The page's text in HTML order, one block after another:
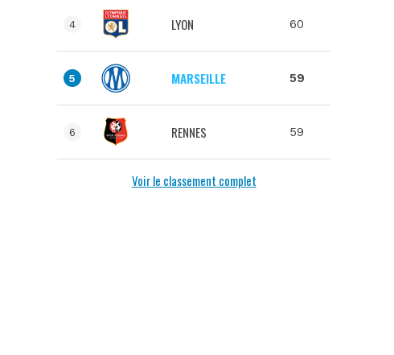
4 LYON 60
5 MARSEILLE 59
6 RENNES 59
Voir le classement complet